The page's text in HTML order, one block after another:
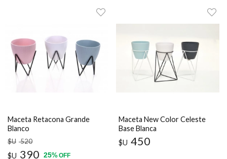
Maceta Retacona Grande
Blanco
$U 520
$U 390 25%OFF
Maceta New Color Celeste
Base Blanca
$U 450